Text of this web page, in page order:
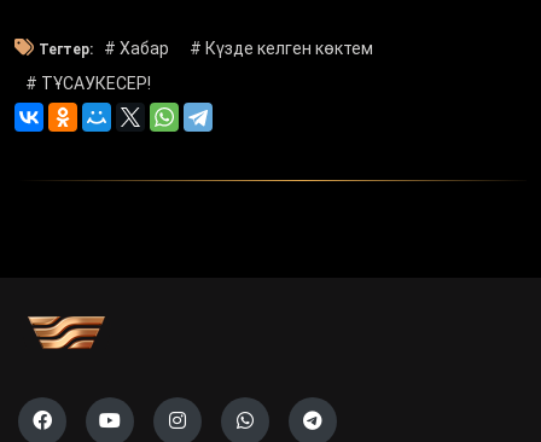
Тегтер: # Хабар
# Күзде келген көктем
# ТҰСАУКЕСЕР!